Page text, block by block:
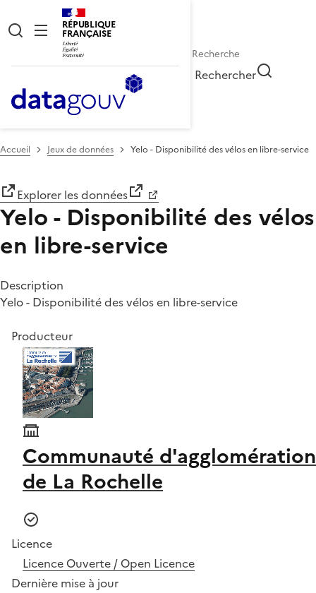
RÉPUBLIQUE
FRANÇAISE
Rechercher
Accueil Jeux de données Yelo - Disponibilité des vélos en libre-service
Explorer les données
Yelo - Disponibilité des vélos
en libre-service
Description
Yelo - Disponibilité des vélos en libre-service
Producteur
Communauté d'agglomération
de La Rochelle
Licence
Licence Ouverte / Open Licence
Dernière mise à jour